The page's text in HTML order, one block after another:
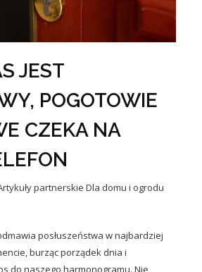
JEST
POGOTOWIE
CZEKA NA
partnerskie Dla domu i ogrodu
posłuszeństwa w najbardziej
burząc porządek dnia i
do naszego harmonogramu. Nie